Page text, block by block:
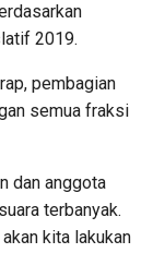
2019.
pembagian
semua fraksi
dan anggota
terbanyak.
kita lakukan